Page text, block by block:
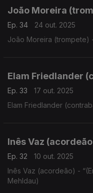
João Moreira
Ep. 34
24 out. 2025
João Moreira (trompete)
Elam Friedlander
Ep. 33
17 out. 2025
Elam Friedlander
Inês Vaz
Ep. 32
10 out. 2025
Inês Vaz (acordeão) -
Mehldau)